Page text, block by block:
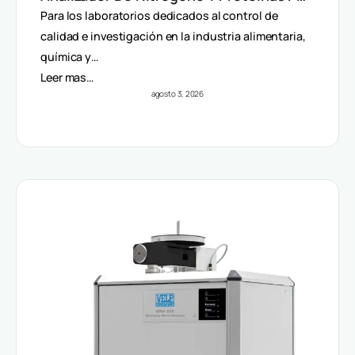
Método Dumas
Para los laboratorios dedicados al control de
calidad e investigación en la industria alimentaria,
química y…
Leer mas…
agosto 3, 2026